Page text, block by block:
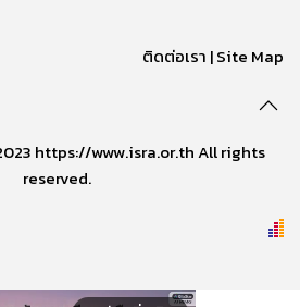
ติดต่อเรา |Site Map
https://www.isra.or.th All rights
reserved.